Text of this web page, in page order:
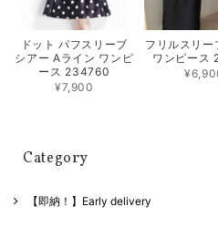
ドット パフスリーブ
シアー Aライン ワンピ
ース 234760
¥7,900
フリルスリー
ワンピース
Category
【即納！】Early delivery